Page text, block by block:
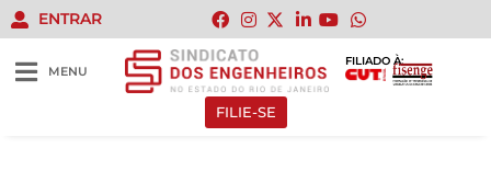
ENTRAR
MENU
FILIADO À:
FILIE-SE